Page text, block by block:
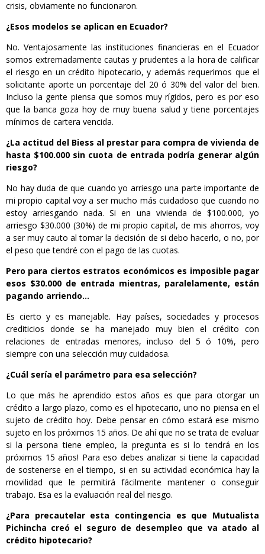
crisis, obviamente no funcionaron.
¿Esos modelos se aplican en Ecuador?
No. Ventajosamente las instituciones financieras en el Ecuador
somos extremadamente cautas y prudentes a la hora de calificar
el riesgo en un crédito hipotecario, y además requerimos que el
solicitante aporte un porcentaje del 20 ó 30% del valor del bien.
Incluso la gente piensa que somos muy rígidos, pero es por eso
que la banca goza hoy de muy buena salud y tiene porcentajes
mínimos de cartera vencida.
¿La actitud del Biess al prestar para compra de vivienda de
hasta $100.000 sin cuota de entrada podría generar algún
riesgo?
No hay duda de que cuando yo arriesgo una parte importante de
mi propio capital voy a ser mucho más cuidadoso que cuando no
estoy arriesgando nada. Si en una vivienda de $100.000, yo
arriesgo $30.000 (30%) de mi propio capital, de mis ahorros, voy
a ser muy cauto al tomar la decisión de si debo hacerlo, o no, por
el peso que tendré con el pago de las cuotas.
Pero para ciertos estratos económicos es imposible pagar
esos $30.000 de entrada mientras, paralelamente, están
pagando arriendo…
Es cierto y es manejable. Hay países, sociedades y procesos
crediticios donde se ha manejado muy bien el crédito con
relaciones de entradas menores, incluso del 5 ó 10%, pero
siempre con una selección muy cuidadosa.
¿Cuál sería el parámetro para esa selección?
Lo que más he aprendido estos años es que para otorgar un
crédito a largo plazo, como es el hipotecario, uno no piensa en el
sujeto de crédito hoy. Debe pensar en cómo estará ese mismo
sujeto en los próximos 15 años. De ahí que no se trata de evaluar
si la persona tiene empleo, la pregunta es si lo tendrá en los
próximos 15 años! Para eso debes analizar si tiene la capacidad
de sostenerse en el tiempo, si en su actividad económica hay la
movilidad que le permitirá fácilmente mantener o conseguir
trabajo. Esa es la evaluación real del riesgo.
¿Para precautelar esta contingencia es que Mutualista
Pichincha creó el seguro de desempleo que va atado al
crédito hipotecario?